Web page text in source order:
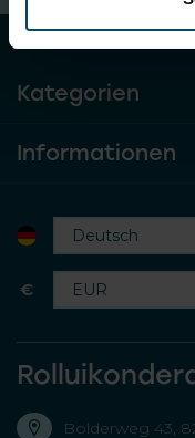
Kategorien
Informationen
€
Bolderweg 43,